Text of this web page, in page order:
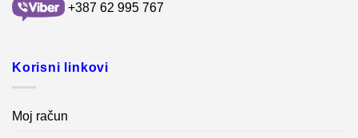
+387 62 995 767
Korisni linkovi
Moj račun